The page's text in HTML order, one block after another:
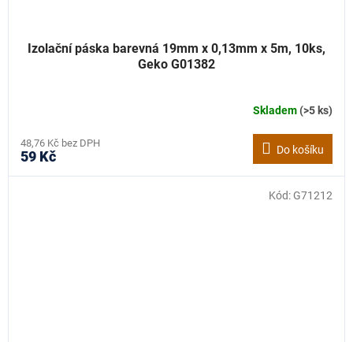
Izolační páska barevná 19mm x 0,13mm x 5m, 10ks,
Geko G01382
Skladem(>5 ks)
48,76 Kč bez DPH
59 Kč Do košíku
Kód: G71212